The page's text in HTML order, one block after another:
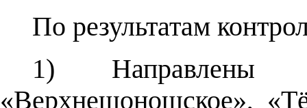
По результатам
1) Направлены
«Верхнешоношское»,